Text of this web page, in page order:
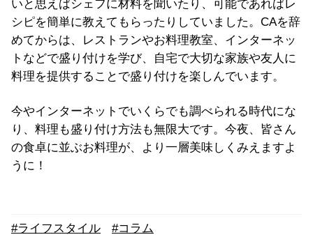
いと思えばシェフに材料を聞いたり、可能であればレ
シピを簡単に教えてもらったりしていました。CAを辞
めてからは、レストランやお料理教室、インターネッ
トなどで盛り付けを学び、自宅で大切な家族や友人に
料理を提供することで盛り付けを楽しんでいます。
今やインターネットでいくらでも調べられる時代にな
り、料理も盛り付け方法も無限大です。今夜、皆さん
の食卓に並ぶお料理が、より一層美味しくみえますよ
うに！
#ライフスタイル #コラム